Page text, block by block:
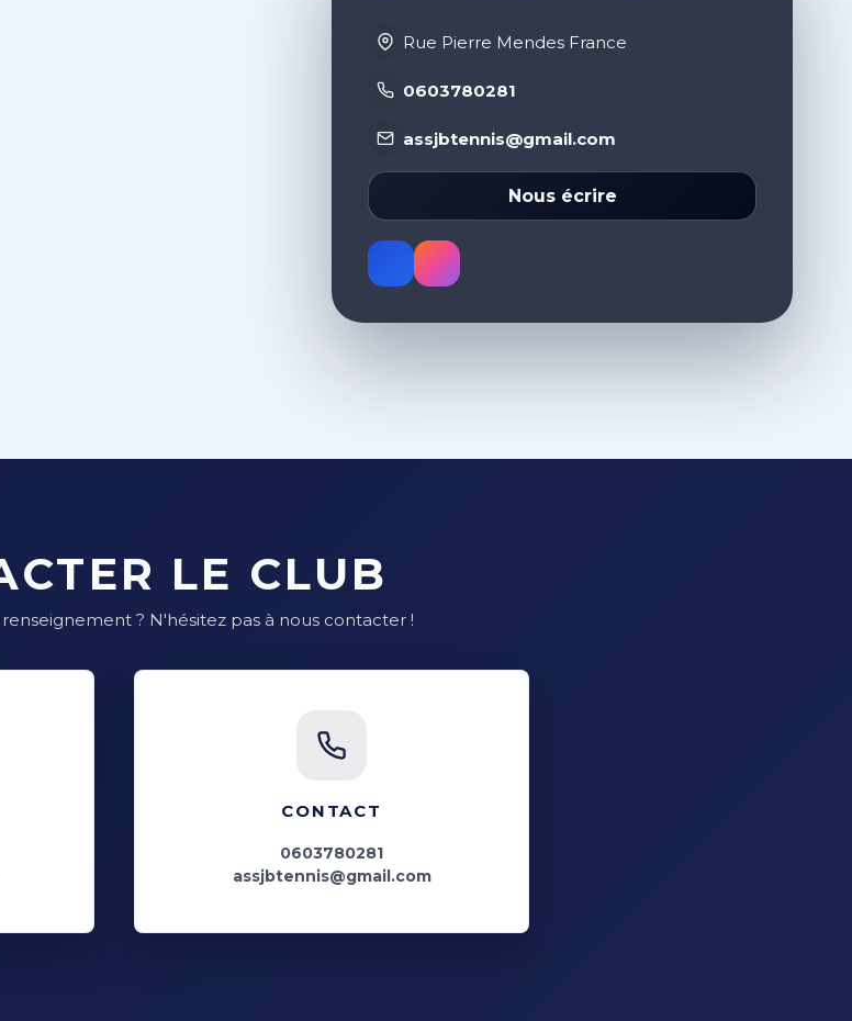
Rue Pierre Mendes France
0603780281
assjbtennis@gmail.com
Nous écrire
LE CLUB
? N'hésitez pas à nous contacter !
CONTACT
0603780281
assjbtennis@gmail.com